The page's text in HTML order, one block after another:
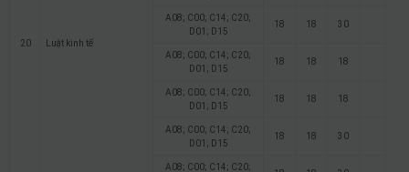
20 Luật kinh tế
A08; C00; C14; C20;
D01; D15
18 18 30
A08; C00; C14; C20;
D01; D15
18 18 18
A08; C00; C14; C20;
D01; D15
18 18 18
A08; C00; C14; C20;
D01; D15
18 18 30
A08; C00; C14; C20;